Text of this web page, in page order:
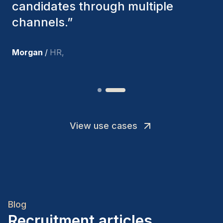
I’m truly pleased with the new
team members.
Joakin / Deputy-AMLCO
View use cases
Blog